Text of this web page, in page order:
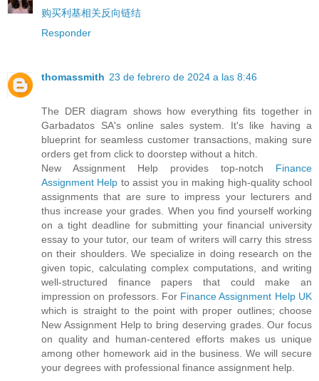
购买利基相关反向链结
Responder
thomassmith 23 de febrero de 2024 a las 8:46
The DER diagram shows how everything fits together in
Garbadatos SA's online sales system. It's like having a
blueprint for seamless customer transactions, making sure
orders get from click to doorstep without a hitch.
New Assignment Help provides top-notch Finance
Assignment Help to assist you in making high-quality school
assignments that are sure to impress your lecturers and
thus increase your grades. When you find yourself working
on a tight deadline for submitting your financial university
essay to your tutor, our team of writers will carry this stress
on their shoulders. We specialize in doing research on the
given topic, calculating complex computations, and writing
well-structured finance papers that could make an
impression on professors. For Finance Assignment Help UK
which is straight to the point with proper outlines; choose
New Assignment Help to bring deserving grades. Our focus
on quality and human-centered efforts makes us unique
among other homework aid in the business. We will secure
your degrees with professional finance assignment help.